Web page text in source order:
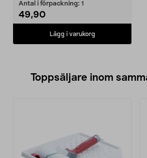
Antal i förpackning: 1
49,90
Lägg i varukorg
Toppsäljare inom